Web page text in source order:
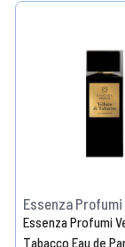
Essenza Profumi
Essenza Profumi
Tabacco Eau de